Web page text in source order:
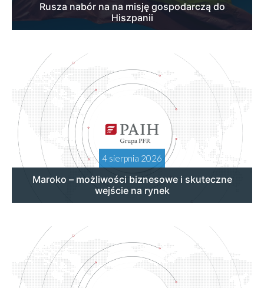
Rusza nabór na na misję gospodarczą do
Hiszpanii
4 sierpnia 2026
Maroko – możliwości biznesowe i skuteczne
wejście na rynek